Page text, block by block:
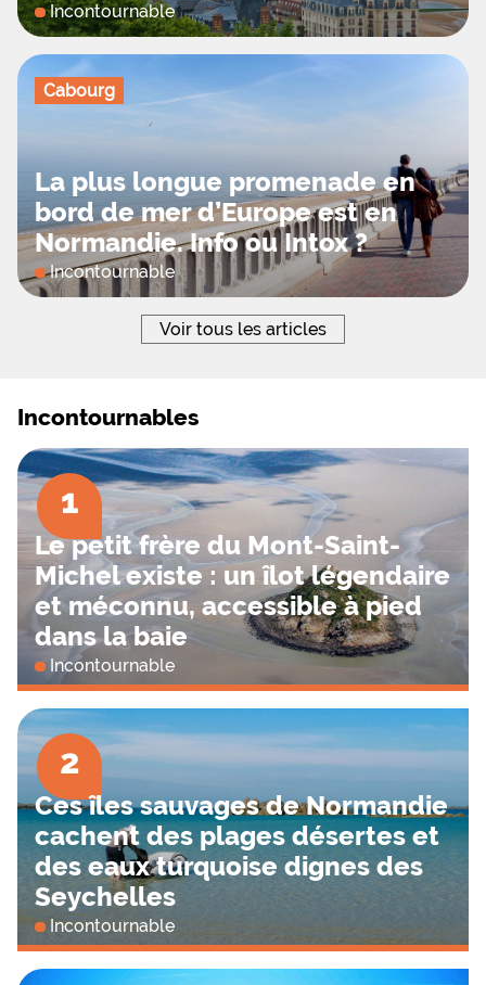
Incontournable
Cabourg
La plus longue promenade en
bord de mer d’Europe est en
Normandie. Info ou Intox ?
Incontournable
Voir tous les articles
Incontournables
1
Le petit frère du Mont-Saint-
Michel existe : un îlot légendaire
et méconnu, accessible à pied
dans la baie
Incontournable
2
Ces îles sauvages de Normandie
cachent des plages désertes et
des eaux turquoise dignes des
Seychelles
Incontournable